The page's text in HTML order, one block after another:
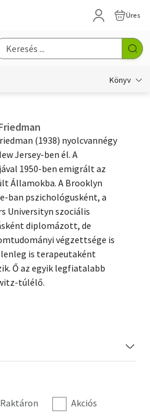
Üres
Könyv
(1938) nyolcvannégy
Jersey-ben él. A
1950-ben emigrált az
Államokba. A Brooklyn
ban pszichológusként, a
Universityn szociális
diplomázott, de
végzettsége is
is terapeutaként
Ő az egyik legfiatalabb
túlélő.
Raktáron Akciós